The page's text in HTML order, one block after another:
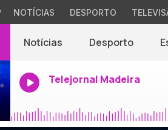
NOTÍCIAS DESPORTO
Notícias Desporto
Telejornal Madeira